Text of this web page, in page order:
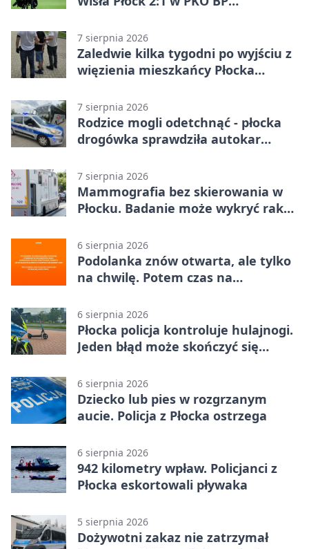
rozstrzygnęli mecz przed przerwą
7 sierpnia 2026
Zaledwie kilka tygodni po wyjściu z
więzienia mieszkańcy Płocka
7 sierpnia 2026
Rodzice mogli odetchnąć - płocka
drogówka sprawdziła autokar
7 sierpnia 2026
Mammografia bez skierowania w
Płocku. Badanie może wykryć raka,
6 sierpnia 2026
Podolanka znów otwarta, ale tylko
na chwilę. Potem czas na
6 sierpnia 2026
Płocka policja kontroluje hulajnogi.
Jeden błąd może skończyć się
6 sierpnia 2026
Dziecko lub pies w rozgrzanym
aucie. Policja z Płocka ostrzega
6 sierpnia 2026
942 kilometry wpław. Policjanci z
Płocka eskortowali pływaka
5 sierpnia 2026
Dożywotni zakaz nie zatrzymał